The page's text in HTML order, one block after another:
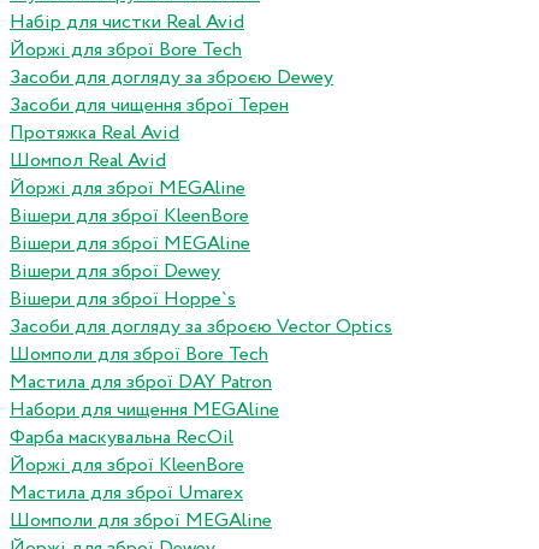
Набір для чистки Real Avid
Йоржі для зброї Bore Tech
Засоби для догляду за зброєю Dewey
Засоби для чищення зброї Терен
Протяжка Real Avid
Шомпол Real Avid
Йоржі для зброї MEGAline
Вішери для зброї KleenBore
Вішери для зброї MEGAline
Вішери для зброї Dewey
Вішери для зброї Hoppe`s
Засоби для догляду за зброєю Vector Optics
Шомполи для зброї Bore Tech
Мастила для зброї DAY Patron
Набори для чищення MEGAline
Фарба маскувальна RecOil
Йоржі для зброї KleenBore
Мастила для зброї Umarex
Шомполи для зброї MEGAline